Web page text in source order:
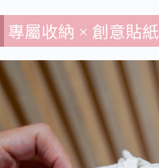
專屬收納 × 創意貼